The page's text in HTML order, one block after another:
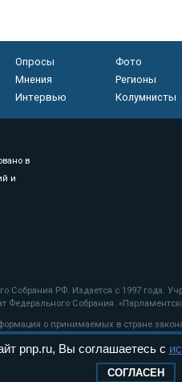
Опросы
Фото
Мнения
Регионы
Интервью Колумнисты
в
и
Собрания РФ. Издается с 1997 года.
Собрания.
о принимаемых в стране
pnp.ru, Вы соглашаетесь с
СОГЛАСЕН